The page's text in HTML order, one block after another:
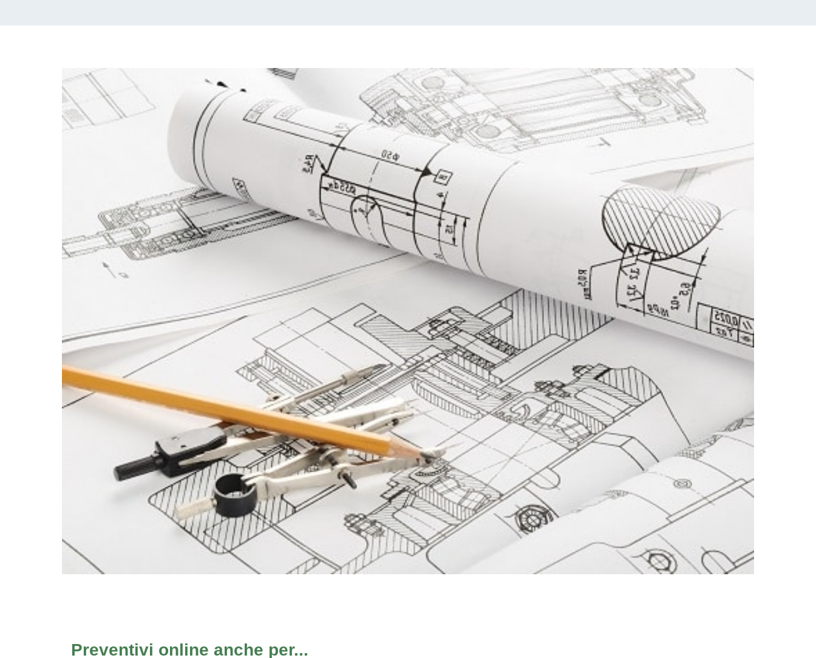
Preventivi online anche per...